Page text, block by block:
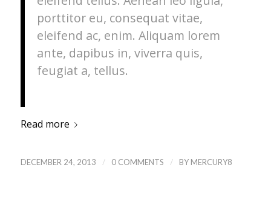
porttitor eu, consequat vitae,
eleifend ac, enim. Aliquam lorem
ante, dapibus in, viverra quis,
feugiat a, tellus.
Read more
DECEMBER 24, 2013 / 0 COMMENTS / BY MERCURY8